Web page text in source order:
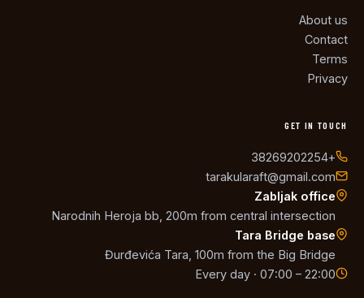
About us
Contact
Terms
Privacy
GET IN TOUCH
+38269202254
tarakularaft@gmail.com
Zabljak office
Narodnih Heroja bb, 200m from central intersection
Tara Bridge base
Đurđevića Tara, 100m from the Big Bridge
Every day · 07:00 – 22:00